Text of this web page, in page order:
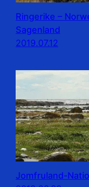
Ringerike –
Sagenland
2019.07.12
Jomfruland-